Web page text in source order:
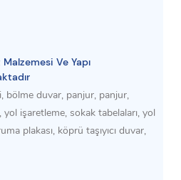
Ve Yapı
bölme duvar, panjur, panjur,
işaretleme, sokak tabelaları, yol
plakası, köprü taşıyıcı duvar,